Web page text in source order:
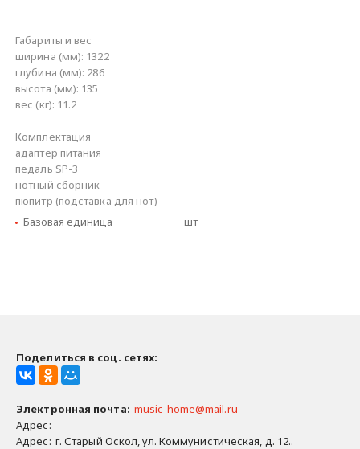
Габариты и вес
ширина (мм): 1322
глубина (мм): 286
высота (мм): 135
вес (кг): 11.2
Комплектация
адаптер питания
педаль SP-3
нотный сборник
пюпитр (подставка для нот)
Базовая единица
шт
Поделиться в соц. сетях:
Электронная почта: music-home@mail.ru
Адрес:
Адрес: г. Старый Оскол, ул. Коммунистическая, д. 12..